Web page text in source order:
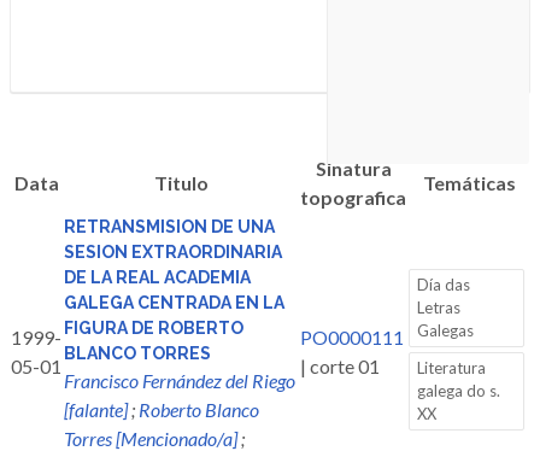
Data Titulo
Sinatura
topografica
Temáticas
1999-
05-01
RETRANSMISION DE UNA
SESION EXTRAORDINARIA
DE LA REAL ACADEMIA
GALEGA CENTRADA EN LA
FIGURA DE ROBERTO
BLANCO TORRES
Francisco Fernández del Riego
[falante]; Roberto Blanco
Torres [Mencionado/a];
PO0000111
| corte 01
Día das
Letras
Galegas
Literatura
galega do s.
XX